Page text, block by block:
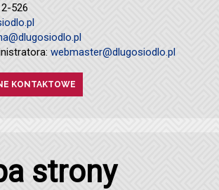
526
webmaster@dlugosiodlo.pl
KONTAKTOWE
strony